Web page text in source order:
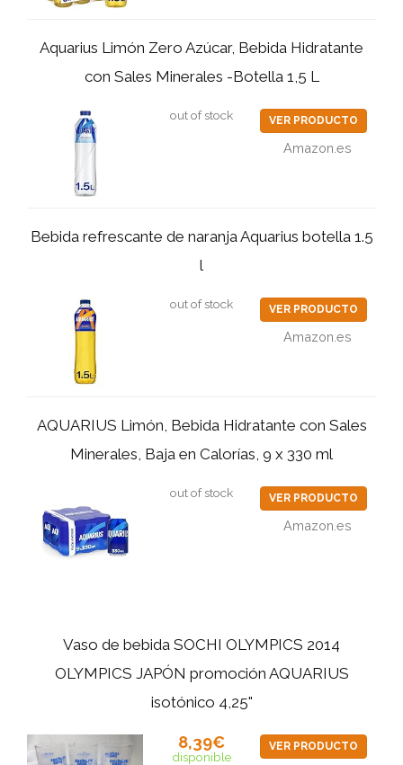
Aquarius Limón Zero Azúcar, Bebida Hidratante
con Sales Minerales -Botella 1,5 L
out of stock VER PRODUCTO
Amazon.es
Bebida refrescante de naranja Aquarius botella 1.5
l
out of stock VER PRODUCTO
Amazon.es
AQUARIUS Limón, Bebida Hidratante con Sales
Minerales, Baja en Calorías, 9 x 330 ml
out of stock VER PRODUCTO
Amazon.es
Vaso de bebida SOCHI OLYMPICS 2014
OLYMPICS JAPÓN promoción AQUARIUS
isotónico 4,25"
8,39€
disponible
VER PRODUCTO